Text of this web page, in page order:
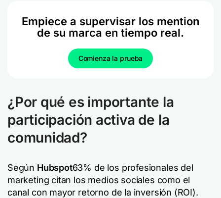
Empiece a supervisar los mention
de su marca en tiempo real.
Comienza la prueba
¿Por qué es importante la
participación activa de la
comunidad?
Según Hubspot63% de los profesionales del
marketing citan los medios sociales como el
canal con mayor retorno de la inversión (ROI).